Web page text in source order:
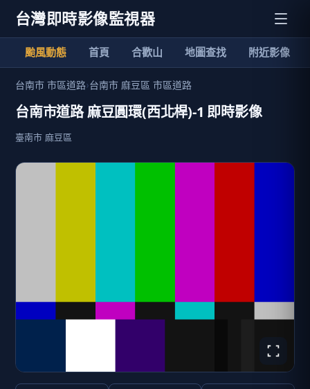
台灣即時影像監視器
颱風動態 首頁 合歡山 地圖查找 附近影像
台南市 市區道路›台南市 麻豆區 市區道路
台南市道路 麻豆圓環(西北桿)-1 即時影像
臺南市 麻豆區